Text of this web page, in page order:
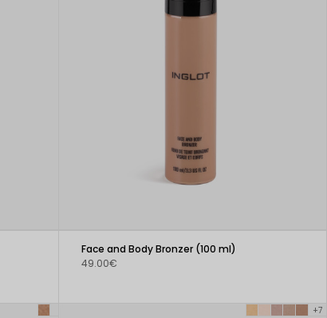
Face and Body Bronzer (100 ml)
49.00€
+7